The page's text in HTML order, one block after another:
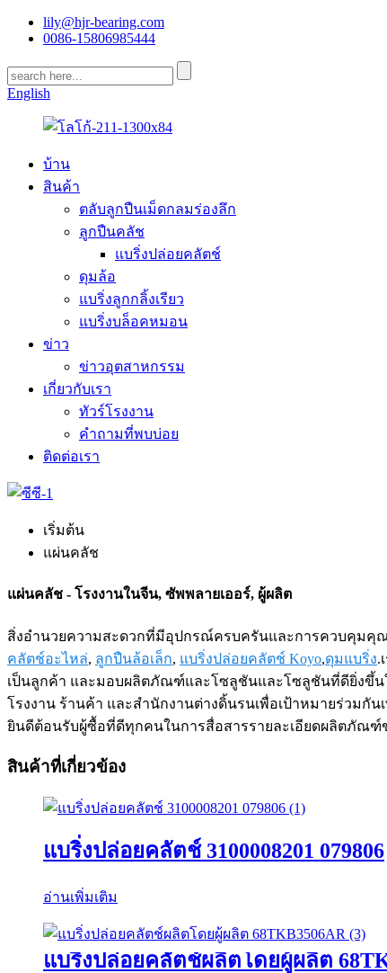
lily@hjr-bearing.com
0086-15806985444
English
บ้าน
สินค้า
ตลับลูกปืนเม็ดกลมร่องลึก
ลูกปืนคลัช
แบริ่งปล่อยคลัตช์
ดุมล้อ
แบริ่งลูกกลิ้งเรียว
แบริ่งบล็อคหมอน
ข่าว
ข่าวอุตสาหกรรม
เกี่ยวกับเรา
ทัวร์โรงงาน
คำถามที่พบบ่อย
ติดต่อเรา
เริ่มต้น
แผ่นคลัช
แผ่นคลัช - โรงงานในจีน, ซัพพลายเออร์, ผู้ผลิต
สิ่งอำนวยความสะดวกที่มีอุปกรณ์ครบครันและการควบคุมคุ
คลัตช์อะไหล่, ลูกปืนล้อเล็ก, แบริ่งปล่อยคลัตช์ Koyo,ดุมแบริ่ง.
เป็นลูกค้า และมอบผลิตภัณฑ์และโซลูชันและโซลูชันที่ดียิ่งขึ้นใ
โรงงาน ร้านค้า และสำนักงานต่างดิ้นรนเพื่อเป้าหมายร่วม
ยินดีต้อนรับผู้ซื้อที่ดีทุกคนในการสื่อสารรายละเอียดผลิตภัณฑ์ข
สินค้าที่เกี่ยวข้อง
แบริ่งปล่อยคลัตช์ 3100008201 079806
อ่านเพิ่มเติม
แบริ่งปล่อยคลัตช์ผลิตโดยผู้ผลิต